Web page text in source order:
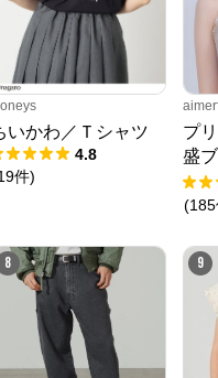
いかわ／Ｔシャツ
4.8
件)
プ
盛
ャー
(185
8 9
プラス オンラインストア
公式ECサイト
※外部サイトが開きます